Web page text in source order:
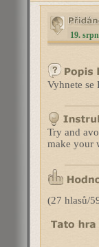
19.
Vyhnete se
Try and
make your
(27 hlasů/